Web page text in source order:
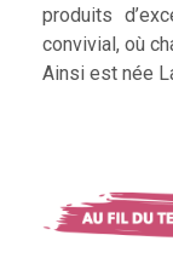
produits
convivial, où
Ainsi est née